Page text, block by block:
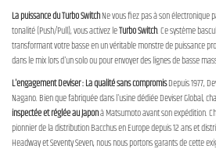
La puissance du Turbo SwitchNe vous fiez pas à son électronique
tonalité (Push/Pull), vous activez leTurbo Switch. Ce système
transformant votre basse en un véritable monstre de puissance
dans le mix lors d'un solo ou pour envoyer des lignes de basse
L'engagement Deviser : La qualité sans compromisDepuis 1977,
Nagano. Bien que fabriquée dans l'usine dédiée Deviser Global,
inspectée et réglée au Japonà Matsumoto avant son expédition.
pionnier de la distribution Bacchus en Europe depuis 12 ans et
Headway et Seventy Seven, nous nous portons garants de cette